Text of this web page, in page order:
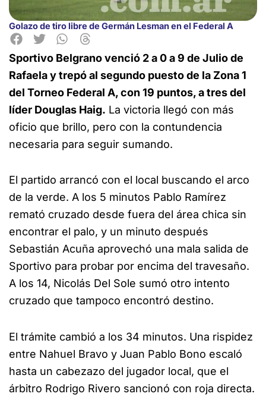
Golazo de tiro libre de Germán Lesman en el Federal A
Sportivo Belgrano venció 2 a 0 a 9 de Julio de
Rafaela y trepó al segundo puesto de la Zona 1
del Torneo Federal A, con 19 puntos, a tres del
líder Douglas Haig. La victoria llegó con más
oficio que brillo, pero con la contundencia
necesaria para seguir sumando.
El partido arrancó con el local buscando el arco
de la verde. A los 5 minutos Pablo Ramírez
remató cruzado desde fuera del área chica sin
encontrar el palo, y un minuto después
Sebastián Acuña aprovechó una mala salida de
Sportivo para probar por encima del travesaño.
A los 14, Nicolás Del Sole sumó otro intento
cruzado que tampoco encontró destino.
El trámite cambió a los 34 minutos. Una rispidez
entre Nahuel Bravo y Juan Pablo Bono escaló
hasta un cabezazo del jugador local, que el
árbitro Rodrigo Rivero sancionó con roja directa.